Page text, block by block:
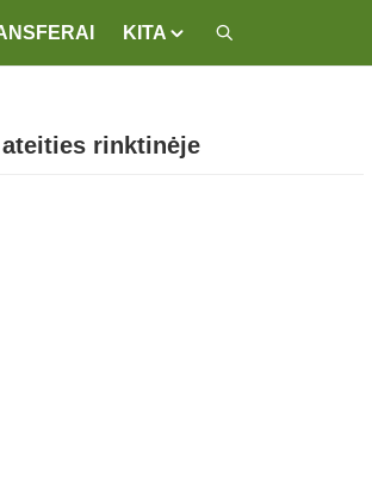
KITA
rinktinėje